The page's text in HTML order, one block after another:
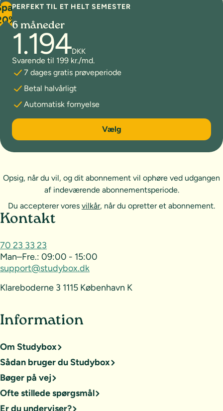
PERFEKT TIL ET HELT SEMESTER
6 måneder
1.194DKK
Svarende til 199 kr./md.
7 dages gratis prøveperiode
Betal halvårligt
Automatisk fornyelse
6 måneder
Vælg
Opsig, når du vil, og dit abonnement vil ophøre ved udgangen
af indeværende abonnementsperiode.
Du accepterer vores vilkår, når du opretter et abonnement.
Sideoversigt og kontakt
Kontakt
70 23 33 23
Man–Fre.: 09:00 - 15:00
support@studybox.dk
Klareboderne 3 1115 København K
Information
Om Studybox
Sådan bruger du Studybox
Bøger på vej
Ofte stillede spørgsmål
Er du underviser?